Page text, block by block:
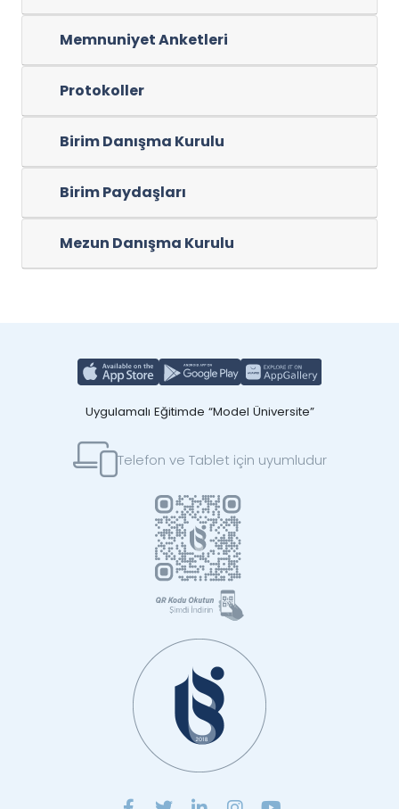
Memnuniyet Anketleri
Protokoller
Birim Danışma Kurulu
Birim Paydaşları
Mezun Danışma Kurulu
Uygulamalı Eğitimde “Model Üniversite”
Telefon ve Tablet için uyumludur